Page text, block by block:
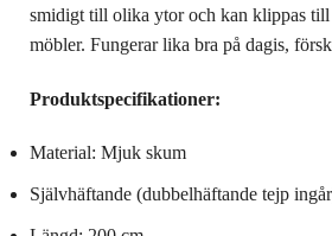
smidigt till olika ytor och kan klippas till
möbler. Fungerar lika bra på dagis,
Produktspecifikationer:
Material: Mjuk skum
Självhäftande (dubbelhäftande tejp